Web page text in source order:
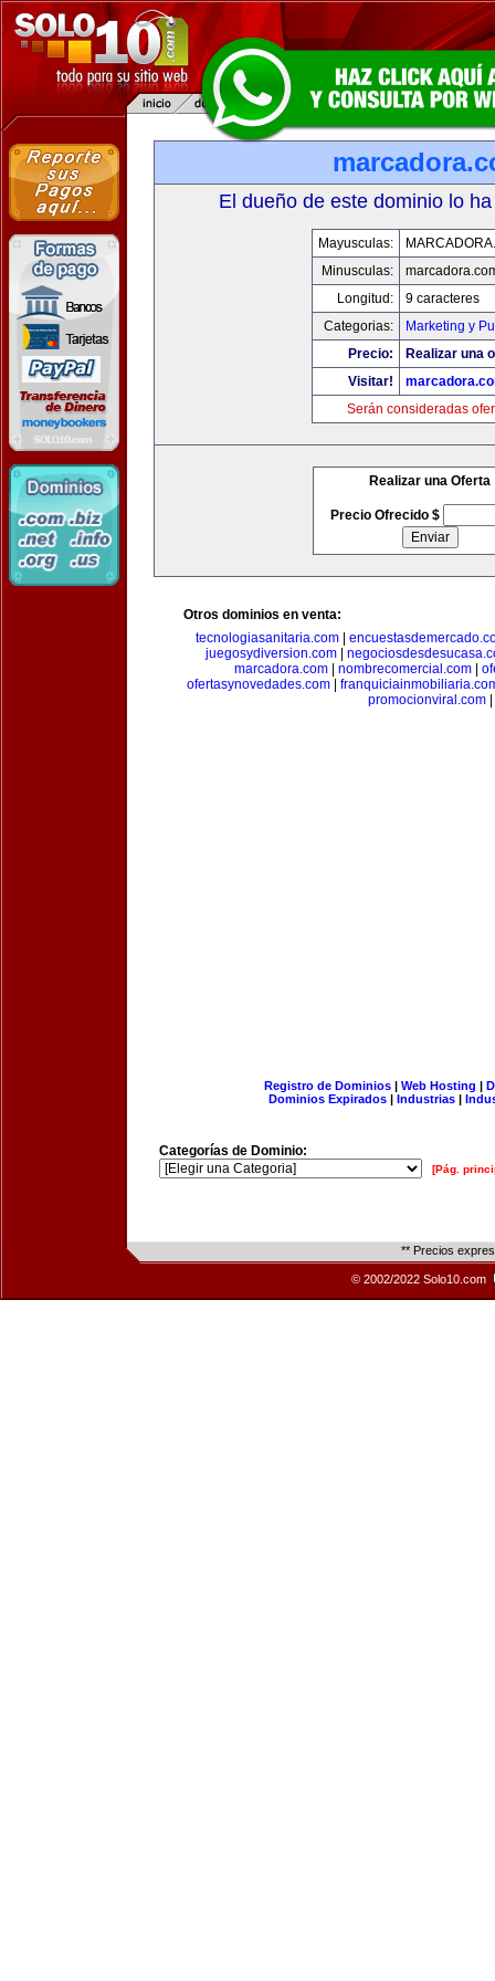
El dueño de este dominio lo
Mayusculas:
Minusculas:
Longitud:
9 caracteres
Categorias:
Marketing y
Precio:
Realizar una
Visitar!
Serán consideradas
Realizar una Oferta
Precio Ofrecido $
Otros dominios en venta:
tecnologiasanitaria.com|
juegosydiversion.com
marcadora.com| nombrecomercial.com|
ofertasynovedades.com|
promocionviral.com|
Registro de Dominios| Web Hosting |
Dominios Expirados | Industrias |
Categorías de Dominio:
[Pág.
** Precios
© 2002/2022 Solo10.com